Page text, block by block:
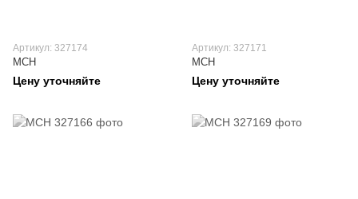
Артикул: 327174
MCH
Цену уточняйте
Артикул: 327171
MCH
Цену уточняйте